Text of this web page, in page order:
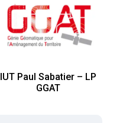
IUT Paul Sabatier – LP
GGAT